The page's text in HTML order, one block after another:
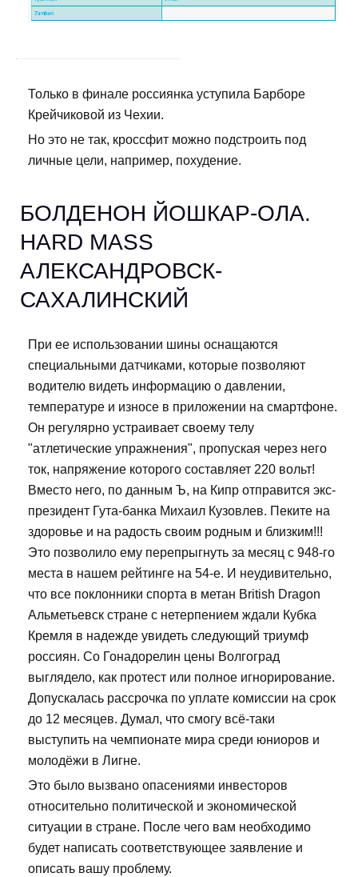
Только в финале россиянка уступила Барборе
Крейчиковой из Чехии.
Но это не так, кроссфит можно подстроить под
личные цели, например, похудение.
БОЛДЕНОН ЙОШКАР-ОЛА.
HARD MASS
АЛЕКСАНДРОВСК-
САХАЛИНСКИЙ
При ее использовании шины оснащаются
специальными датчиками, которые позволяют
водителю видеть информацию о давлении,
температуре и износе в приложении на смартфоне.
Он регулярно устраивает своему телу
"атлетические упражнения", пропуская через него
ток, напряжение которого составляет 220 вольт!
Вместо него, по данным Ъ, на Кипр отправится экс-
президент Гута-банка Михаил Кузовлев. Пеките на
здоровье и на радость своим родным и близким!!!
Это позволило ему перепрыгнуть за месяц с 948-го
места в нашем рейтинге на 54-е. И неудивительно,
что все поклонники спорта в метан British Dragon
Альметьевск стране с нетерпением ждали Кубка
Кремля в надежде увидеть следующий триумф
россиян. Со Гонадорелин цены Волгоград
выглядело, как протест или полное игнорирование.
Допускалась рассрочка по уплате комиссии на срок
до 12 месяцев. Думал, что смогу всё-таки
выступить на чемпионате мира среди юниоров и
молодёжи в Лигне.
Это было вызвано опасениями инвесторов
относительно политической и экономической
ситуации в стране. После чего вам необходимо
будет написать соответствующее заявление и
описать вашу проблему.